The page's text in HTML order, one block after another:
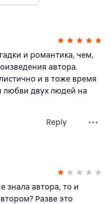
и романтика, чем,
автора.
и в тоже время
любви двух людей на
Reply
знала автора, то и
Разве это